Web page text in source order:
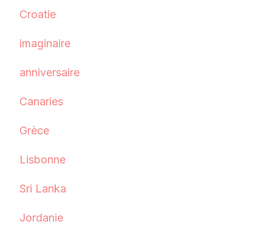
Croatie
imaginaire
anniversaire
Canaries
Grèce
Lisbonne
Sri Lanka
Jordanie